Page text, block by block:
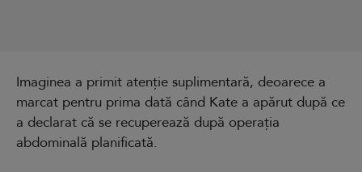
Imaginea a primit atenție suplimentară, deoarece a
marcat pentru prima dată când Kate a apărut după ce
a declarat că se recuperează după operația
abdominală planificată.